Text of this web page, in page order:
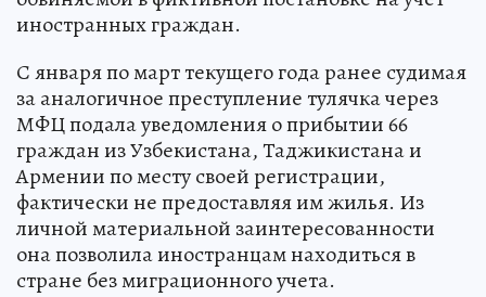
иностранных граждан.
С января по март текущего года ранее судимая
за аналогичное преступление тулячка через
МФЦ подала уведомления о прибытии 66
граждан из Узбекистана, Таджикистана и
Армении по месту своей регистрации,
фактически не предоставляя им жилья. Из
личной материальной заинтересованности
она позволила иностранцам находиться в
стране без миграционного учета.